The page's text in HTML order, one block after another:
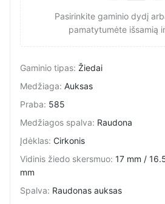
Pasirinkite gaminio dydį
pamatytumėte išsamią
Gaminio tipas: Žiedai
Medžiaga: Auksas
Praba: 585
Medžiagos spalva: Raudona
Įdėklas: Cirkonis
Vidinis žiedo skersmuo: 17 mm /
mm
Spalva: Raudonas auksas